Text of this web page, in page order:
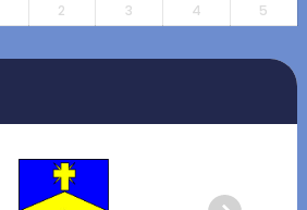
2 3 4 5